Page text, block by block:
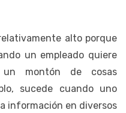
alto porque
un empleado quiere
montón de cosas
sucede cuando uno
información en diversos